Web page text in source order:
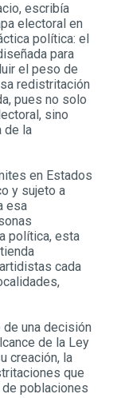
escribía
electoral en
política: el
para
el peso de
redistritación
pues no solo
sino
de la
en Estados
y sujeto a
esa
política, esta
cada
una decisión
de la Ley
creación, la
que
poblaciones